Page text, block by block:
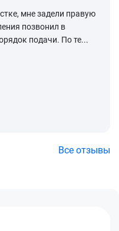
мне задели правую
позвонил в
подачи. По те...
Все отзывы